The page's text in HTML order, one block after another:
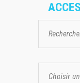
Choisir